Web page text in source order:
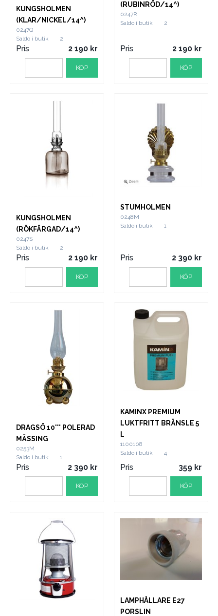
KUNGSHOLMEN
(KLAR/NICKEL/14^)
0247Q
Saldo i butik
2
Pris 2 190
KÖP
(RUBINRÖD/14^)
0247R
Saldo i butik
2
Pris 2 190
KÖP
KUNGSHOLMEN
(RÖKFÄRGAD/14^)
0247S
Saldo i butik
2
Pris 2 190
KÖP
STUMHOLMEN
0248M
Saldo i butik
1
Pris 2 390
KÖP
DRAGSÖ 10''' POLERAD
MÄSSING
0253M
Saldo i butik
1
Pris 2 390
KÖP
KAMINX PREMIUM
LUKTFRITT BRÄNSLE 5
L
1100108
Saldo i butik
4
Pris 359
KÖP
LAMPHÅLLARE E27
PORSLIN